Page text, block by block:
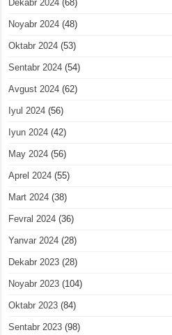
Dekabr 2024 (68)
Noyabr 2024 (48)
Oktabr 2024 (53)
Sentabr 2024 (54)
Avgust 2024 (62)
Iyul 2024 (56)
Iyun 2024 (42)
May 2024 (56)
Aprel 2024 (55)
Mart 2024 (38)
Fevral 2024 (36)
Yanvar 2024 (28)
Dekabr 2023 (28)
Noyabr 2023 (104)
Oktabr 2023 (84)
Sentabr 2023 (98)